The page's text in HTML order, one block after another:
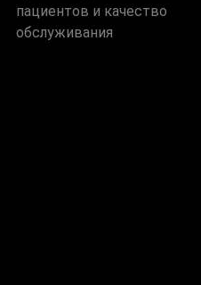
пациентов и качество
обслуживания